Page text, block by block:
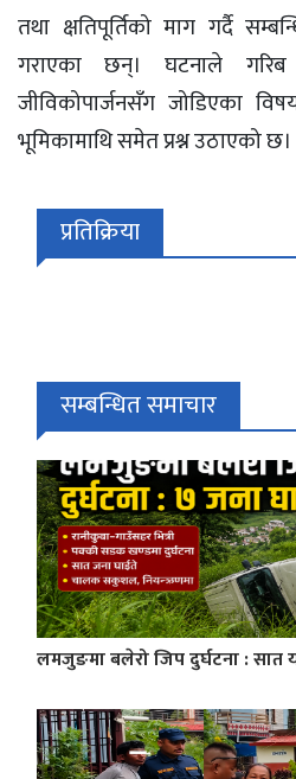
तथा क्षतिपूर्तिको माग गर्दै
गराएका छन्। घटनाले
जीविकोपार्जनसँग जोडिएका
भूमिकामाथि समेत प्रश्न उठाएको छ।
प्रतिक्रिया
सम्बन्धित समाचार
लमजुङमा बलेरो जिप दुर्घटना : सात